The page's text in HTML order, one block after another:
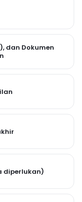
dan Dokumen
diperlukan)